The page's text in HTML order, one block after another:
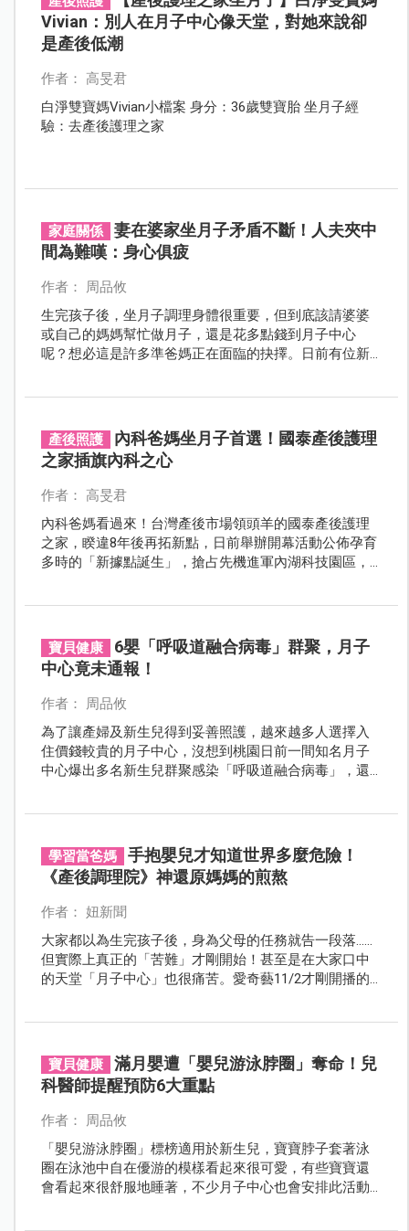
Vivian：別人在月子中心像天堂，對她來說卻
是產後低潮
作者： 高旻君
白淨雙寶媽Vivian小檔案 身分：36歲雙寶胎 坐月子經
驗：去產後護理之家
家庭關係
妻在婆家坐月子矛盾不斷！人夫夾中
間為難嘆：身心俱疲
作者： 周品攸
生完孩子後，坐月子調理身體很重要，但到底該請婆婆
或自己的媽媽幫忙做月子，還是花多點錢到月子中心
呢？想必這是許多準爸媽正在面臨的抉擇。日前有位新
產後照護
內科爸媽坐月子首選！國泰產後護理
之家插旗內科之心
作者： 高旻君
內科爸媽看過來！台灣產後市場領頭羊的國泰產後護理
之家，睽違8年後再拓新點，日前舉辦開幕活動公佈孕育
多時的「新據點誕生」，搶占先機進軍內湖科技園區，
寶貝健康
6嬰「呼吸道融合病毒」群聚，月子
中心竟未通報！
作者： 周品攸
為了讓產婦及新生兒得到妥善照護，越來越多人選擇入
住價錢較貴的月子中心，沒想到桃園日前一間知名月子
中心爆出多名新生兒群聚感染「呼吸道融合病毒」，還
學習當爸媽
手抱嬰兒才知道世界多麼危險！
《產後調理院》神還原媽媽的煎熬
作者： 妞新聞
大家都以為生完孩子後，身為父母的任務就告一段落……
但實際上真正的「苦難」才剛開始！甚至是在大家口中
的天堂「月子中心」也很痛苦。愛奇藝11/2才剛開播的
寶貝健康
滿月嬰遭「嬰兒游泳脖圈」奪命！兒
科醫師提醒預防6大重點
作者： 周品攸
「嬰兒游泳脖圈」標榜適用於新生兒，寶寶脖子套著泳
圈在泳池中自在優游的模樣看起來很可愛，有些寶寶還
會看起來很舒服地睡著，不少月子中心也會安排此活動